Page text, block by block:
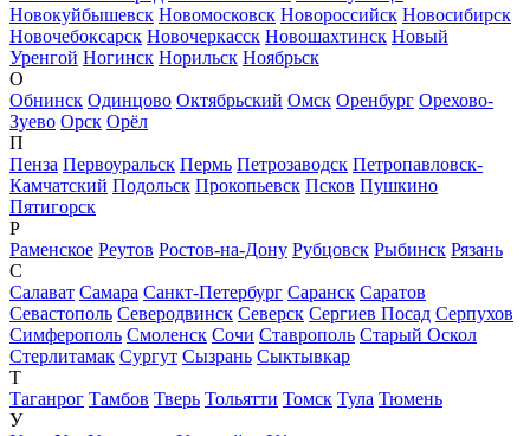
Новокуйбышевск Новомосковск Новороссийск Новосибирск
Новочебоксарск Новочеркасск Новошахтинск Новый
Уренгой Ногинск Норильск Ноябрьск
О
Обнинск Одинцово Октябрьский Омск Оренбург Орехово-
Зуево Орск Орёл
П
Пенза Первоуральск Пермь Петрозаводск Петропавловск-
Камчатский Подольск Прокопьевск Псков Пушкино
Пятигорск
Р
Раменское Реутов Ростов-на-Дону Рубцовск Рыбинск Рязань
С
Салават Самара Санкт-Петербург Саранск Саратов
Севастополь Северодвинск Северск Сергиев Посад Серпухов
Симферополь Смоленск Сочи Ставрополь Старый Оскол
Стерлитамак Сургут Сызрань Сыктывкар
Т
Таганрог Тамбов Тверь Тольятти Томск Тула Тюмень
У